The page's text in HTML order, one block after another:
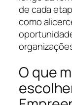
de cada
como
O que